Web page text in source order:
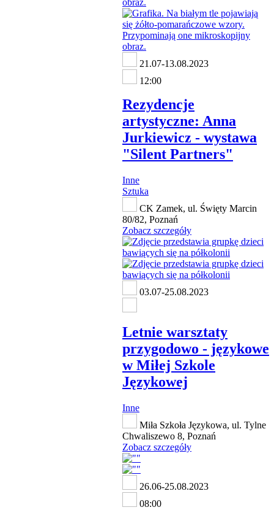
21.07-13.08.2023
12:00
Rezydencje
artystyczne: Anna
Jurkiewicz - wystawa
"Silent Partners"
Inne
Sztuka
CK Zamek, ul. Święty Marcin
80/82, Poznań
Zobacz szczegóły
03.07-25.08.2023
Letnie warsztaty
przygodowo - językowe
w Miłej Szkole
Językowej
Inne
Miła Szkoła Językowa, ul. Tylne
Chwaliszewo 8, Poznań
Zobacz szczegóły
26.06-25.08.2023
08:00